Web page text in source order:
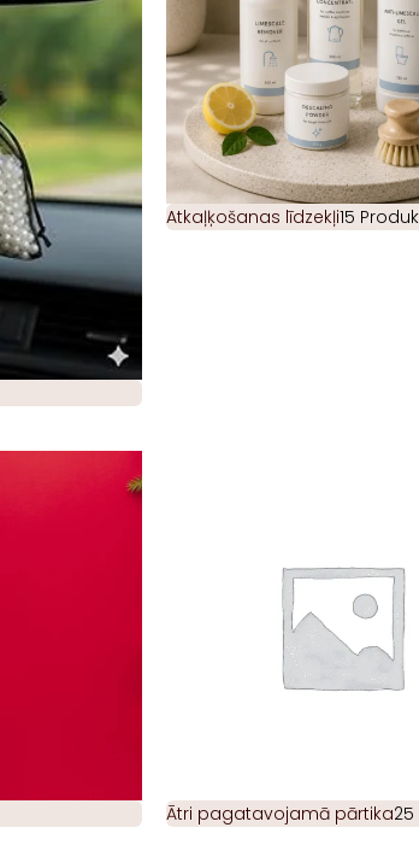
Atkaļķošanas līdzekļi15
Ātri pagatavojamā pārtika